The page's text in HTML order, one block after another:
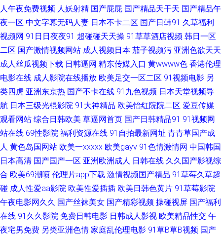
频 日韩成人大片 三级国产日韩网址 五月天婷婷伊人 91次元官网首页 91无毛
人天堂a 欧美日本另类 日本Aⅴ网站 天天综合色图 亚洲色色狼456 91白丝综
合网 97超碰综合在线 www欧洲影院 豆花AV激情网 国产影片网站免费 久久
无码午夜 欧美aa 午夜首页日韩 91she在线 91深夜影院 av色色资源站 成人轮
奸合集网 韩国之操B 久久91视频 老司机能看的av 欧美日韩国产电影 欧洲性
爱av 97国产精选 大香蕉在九 含羞草影院福利院 久久国产机热 青青草好吊
日韩一级免费视频 五月天网页 伊人撸视频 69av免费 A片日韩 成人美女免费
黄色 国产露脸91 久草久久国产 欧美日韩精品国产 婷婷狼友自拍 在线免费毛
人午夜免费视频 人妖射精 国产屁屁 国产精品天干天 国产精品午
夜一区 中文字幕无码人妻 日本不卡二区 国产日韩91 久草福利
视频网 91日日夜夜91 超碰碰天天操 91草草酒店视频 韩日一区
二区 国产激情视频网站 成人视频日本 茄子视频污 亚洲色欲天天
成人丝瓜视频下载 日韩逼网 精东传媒入口 黄wwww色 香港伦理
电影在线 成人影院在线播放 欧美足交一区二区 91视频电影 另
类四虎 亚洲东京热 国产不卡在线 91九色视频 日本天堂视频导
航 日本三级光棍影院 91大神精品 欧美怡红院院二区 爱豆传媒
观看网站 综合日韩欧美 草逼网首页 国产日韩精品91 91视频网
站在线 69性影院 福利资源在线 91自拍最新网址 青青草国产成
人 黄色岛国网站 欧美一xxxxx 欧美gayv 91色情激情网 中国韩国
日本高清 国产国产一区 亚洲欧洲成人 日韩在线 久久国产影视综
合 欧美69潮喷 伦理片app下载 激情视频国产精品 91草莓久草超
碰 成人性爱aa影院 欧美性爱插插 欧美日韩色黄片 91草莓影院
午夜电影网久久 国产丝袜美女 国产精彩视频 操碰视屏 国产福利
在线 91久久影院 免费日韩电影 日韩成人影视 欧美精品性交 午
夜宅男免费 另类亚洲色情 家庭乱伦理电影 91草B草B视频 国产